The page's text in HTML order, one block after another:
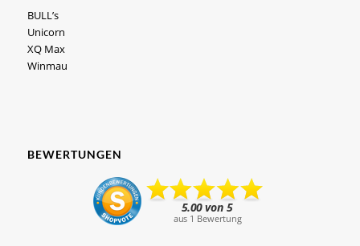
BULL’s
Unicorn
XQ Max
Winmau
BEWERTUNGEN